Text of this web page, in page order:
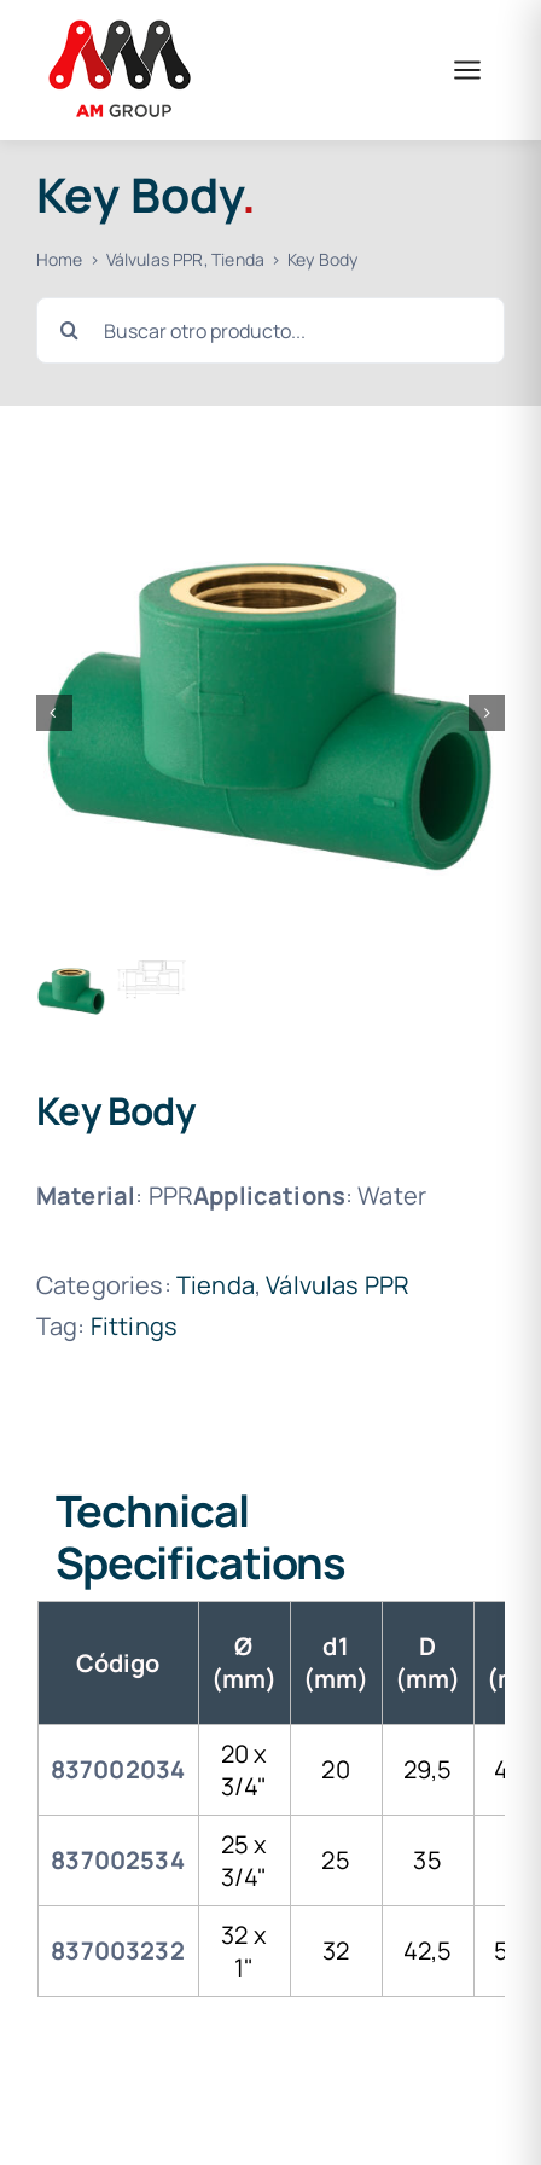
content
Key Body.
Home Válvulas PPR Tienda Key Body
Search
for:
Key Body
Material: PPRApplications: Water
Categories: Tienda,Válvulas PPR
Tag: Fittings
Technical
Specifications
Código
Ø
(mm)
d1
(mm)
D
(mm)
837002034
20 x
3/4"
20 29,5
837002534
25 x
3/4"
25 35
837003232
32 x
1"
32 42,5